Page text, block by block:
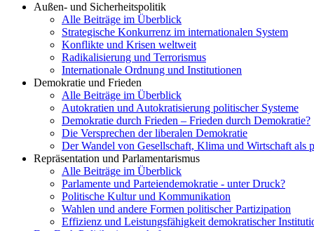
Außen- und Sicherheitspolitik
Alle Beiträge im Überblick
Strategische Konkurrenz im internationalen System
Konflikte und Krisen weltweit
Radikalisierung und Terrorismus
Internationale Ordnung und Institutionen
Demokratie und Frieden
Alle Beiträge im Überblick
Autokratien und Autokratisierung politischer Systeme
Demokratie durch Frieden – Frieden durch Demokratie?
Die Versprechen der liberalen Demokratie
Der Wandel von Gesellschaft, Klima und Wirtschaft als
Repräsentation und Parlamentarismus
Alle Beiträge im Überblick
Parlamente und Parteiendemokratie - unter Druck?
Politische Kultur und Kommunikation
Wahlen und andere Formen politischer Partizipation
Effizienz und Leistungsfähigkeit demokratischer